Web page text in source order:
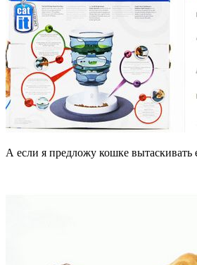
А если я предложу кошке вытаскивать